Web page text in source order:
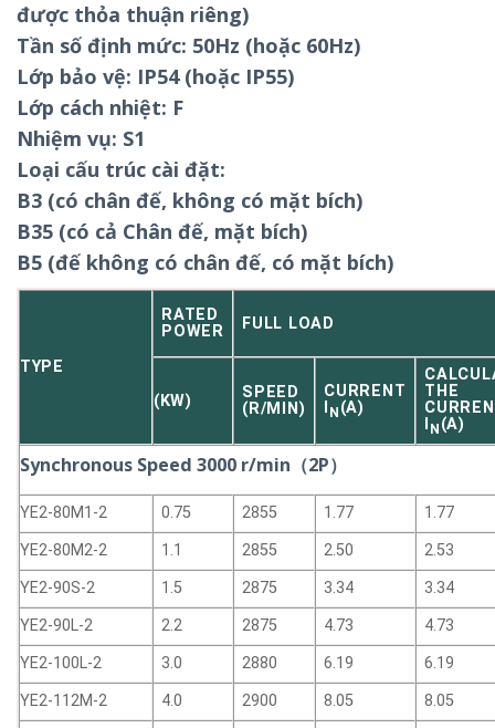
được thỏa thuận riêng)
Tần số định mức: 50Hz (hoặc 60Hz)
Lớp bảo vệ: IP54 (hoặc IP55)
Lớp cách nhiệt: F
Nhiệm vụ: S1
Loại cấu trúc cài đặt:
B3 (có chân đế, không có mặt bích)
B35 (có cả Chân đế, mặt bích)
B5 (đế không có chân đế, có mặt bích)
TYPE
RATED
POWER
FULL LOAD
(KW)
SPEED
(R/MIN)
CURRENT
N (A)
THE
N (A)
Synchronous Speed 3000 r/min（2P）
YE2-80M1-2 0.75 2855 1.77
1.77
YE2-80M2-2
1.1 2855 2.50
2.53
YE2-90S-2
1.5 2875 3.34
3.34
YE2-90L-2
2.2 2875 4.73
4.73
YE2-100L-2
3.0 2880 6.19
6.19
YE2-112M-2
4.0 2900 8.05
8.05